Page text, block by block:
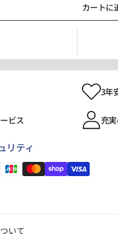
カートに
3年
ビス 充
リティ
いて